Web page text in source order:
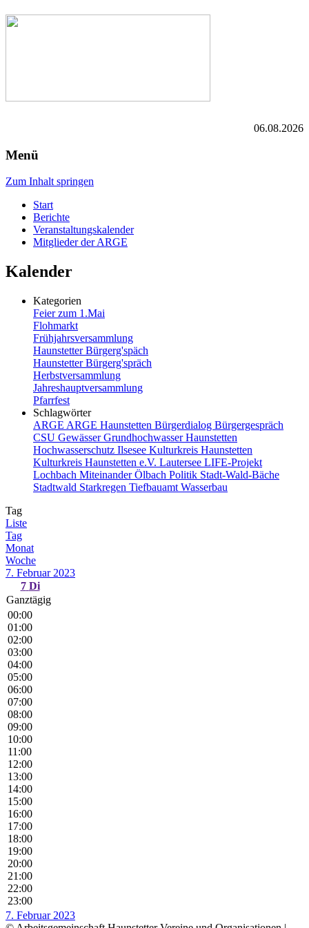
06.08.2026
Menü
Zum Inhalt springen
Start
Berichte
Veranstaltungskalender
Mitglieder der ARGE
Kalender
Kategorien
Feier zum 1.Mai
Flohmarkt
Frühjahrsversammlung
Haunstetter Bürgerg'späch
Haunstetter Bürgerg'spräch
Herbstversammlung
Jahreshauptversammlung
Pfarrfest
Schlagwörter
ARGE ARGE Haunstetten Bürgerdialog Bürgergespräch
CSU GewässerGrundhochwasserHaunstetten
Hochwasserschutz Ilsesee Kulturkreis Haunstetten
Kulturkreis Haunstetten e.V. Lautersee LIFE-Projekt
Lochbach MiteinanderÖlbach Politik Stadt-Wald-Bäche
Stadtwald Starkregen Tiefbauamt Wasserbau
Tag
Liste
Tag
Monat
Woche
7. Februar 2023
7 Di
Ganztägig
00:00
01:00
02:00
03:00
04:00
05:00
06:00
07:00
08:00
09:00
10:00
11:00
12:00
13:00
14:00
15:00
16:00
17:00
18:00
19:00
20:00
21:00
22:00
23:00
7. Februar 2023